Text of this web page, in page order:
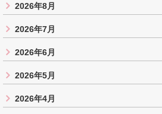
2026年8月
2026年7月
2026年6月
2026年5月
2026年4月